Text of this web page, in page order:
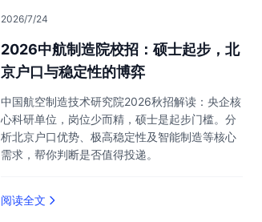
2026/7/24
2026中航制造院校招：硕士起步，北
京户口与稳定性的博弈
中国航空制造技术研究院2026秋招解读：央企核
心科研单位，岗位少而精，硕士是起步门槛。分
析北京户口优势、极高稳定性及智能制造等核心
需求，帮你判断是否值得投递。
阅读全文